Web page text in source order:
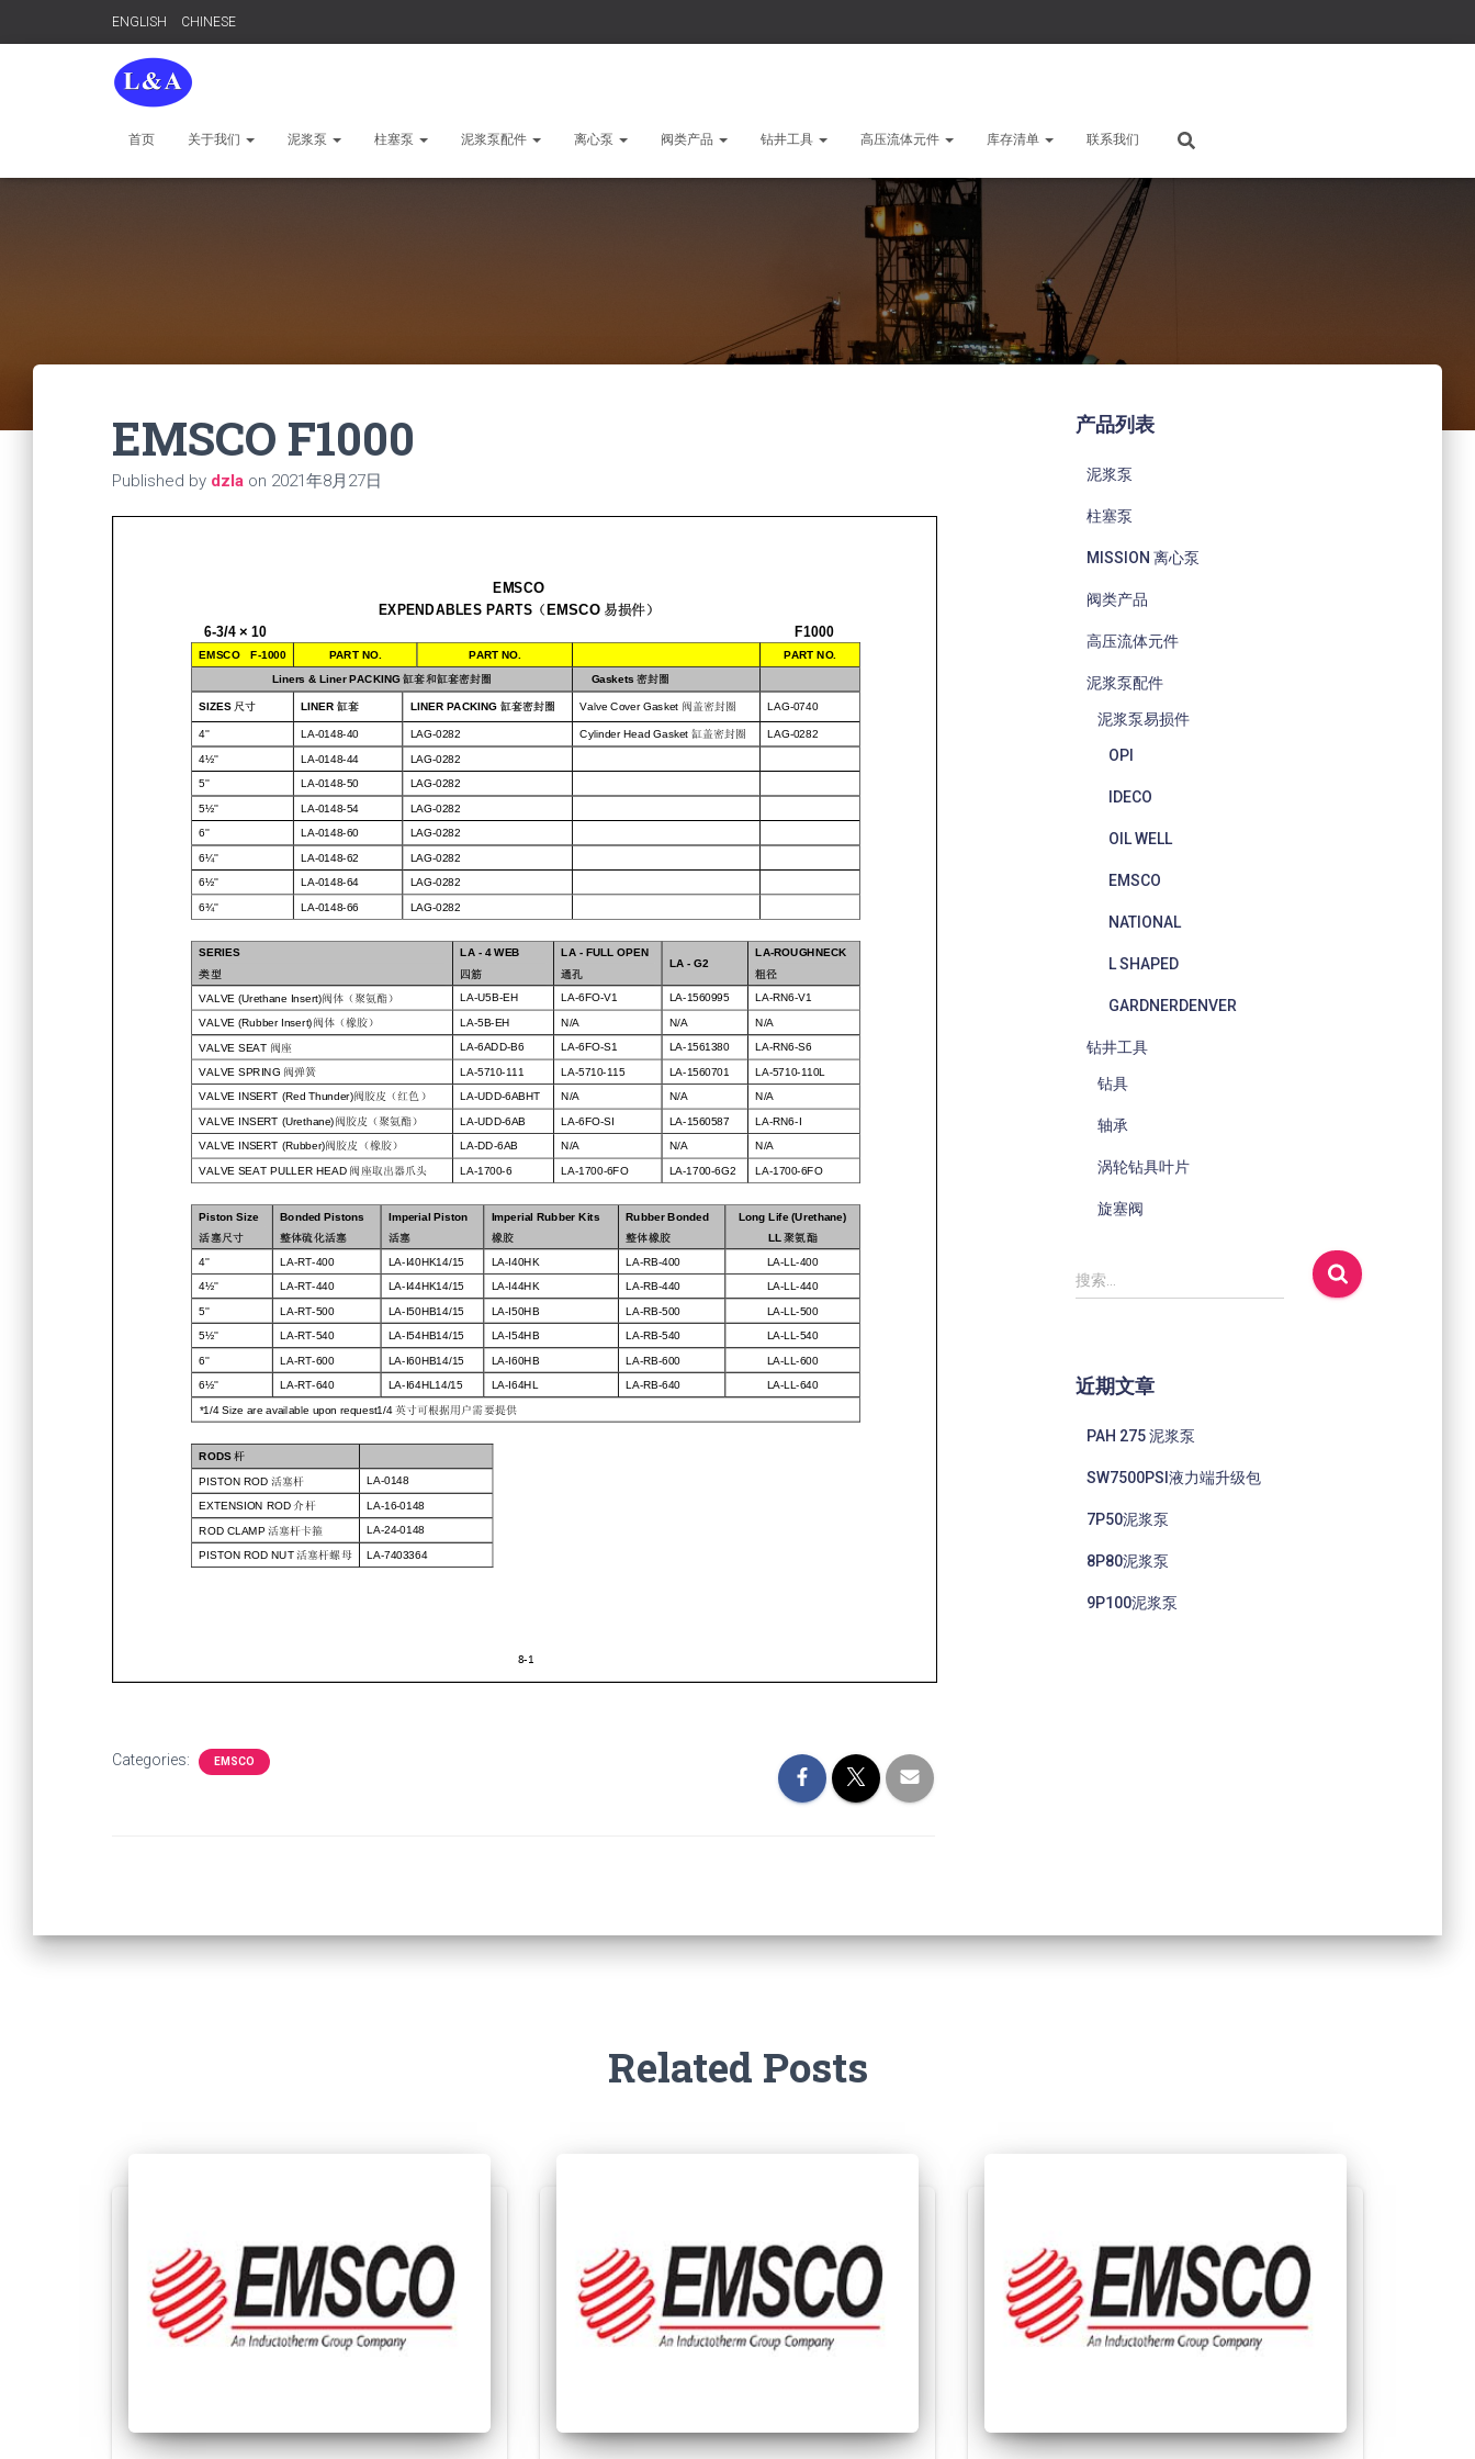
ENGLISH CHINESE
首页 关于我们 泥浆泵 柱塞泵 泥浆泵配件 离心泵 阀类产品 钻井工具 高压流体元件 库存清单 联系我们
EMSCO F1000
Published by dzla on 2021年8月27日
Categories: EMSCO
产品列表
泥浆泵
柱塞泵
MISSION 离心泵
阀类产品
高压流体元件
泥浆泵配件
泥浆泵易损件
OPI
IDECO
OIL WELL
EMSCO
NATIONAL
L SHAPED
GARDNERDENVER
钻井工具
钻具
轴承
涡轮钻具叶片
旋塞阀
搜
索
搜索…
近期文章
PAH 275 泥浆泵
SW7500PSI液力端升级包
7P50泥浆泵
8P80泥浆泵
9P100泥浆泵
Related Posts